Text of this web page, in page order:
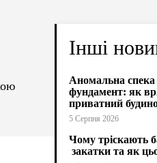
Інші
Аномальна спека
фундамент: як
приватний
5 Серпня 2026
Чому тріскають
закатки та як